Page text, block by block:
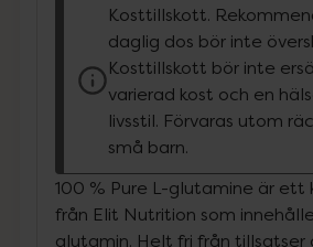
Kosttillskott.
daglig dos bör inte
Kosttillskott bör inte
varierad kost och en
livsstil. Förvaras utom
små barn.
100 % Pure L-glutamine är ett
från Elit Nutrition som
glutamin. Helt fri från tillsatser